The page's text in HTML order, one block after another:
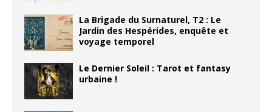
La Brigade du Surnaturel, T2 : Le
Jardin des Hespérides, enquête et
voyage temporel
Le Dernier Soleil : Tarot et fantasy
urbaine !